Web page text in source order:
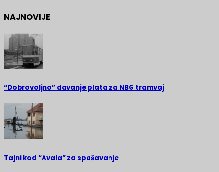
NAJNOVIJE
“Dobrovoljno” davanje plata za NBG tramvaj
Tajni kod “Avala” za spašavanje